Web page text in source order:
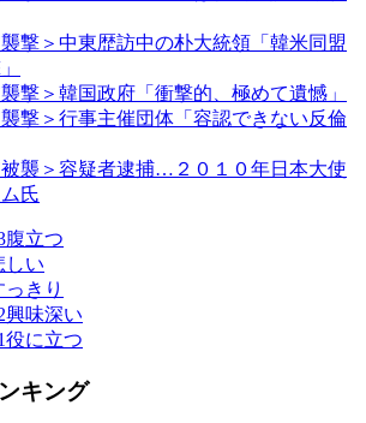
撃＞中東歴訪中の朴大統領「韓米同盟
撃＞韓国政府「衝撃的、極めて遺憾」
撃＞行事主催団体「容認できない反倫
被襲＞容疑者逮捕…２０１０年日本大使
氏
腹立つ
しい
っきり
興味深い
役に立つ
キング